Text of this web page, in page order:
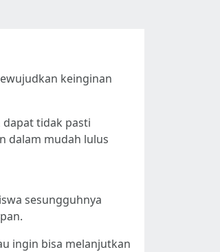
keinginan
tidak pasti
dalam mudah lulus
sesungguhnya
ingin bisa melanjutkan